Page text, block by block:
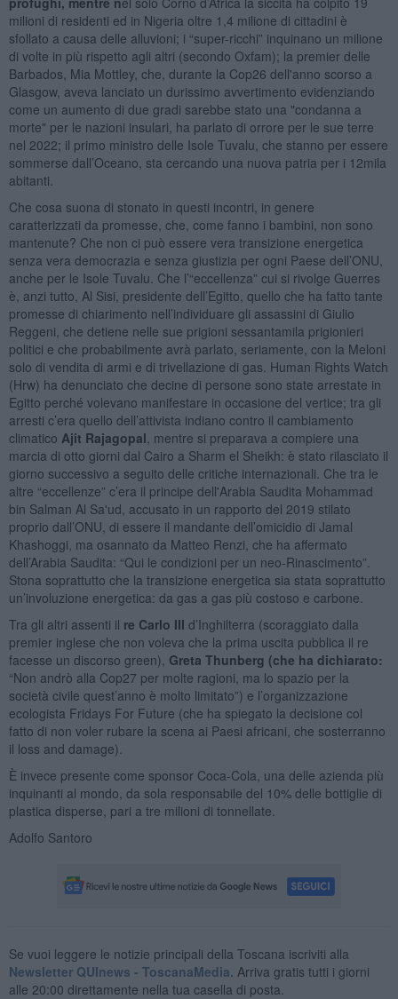
milioni di residenti ed in Nigeria oltre 1,4 milione di cittadini è
sfollato a causa delle alluvioni; i “super-ricchi” inquinano un milione
di volte in più rispetto agli altri (secondo Oxfam); la premier delle
Barbados, Mia Mottley, che, durante la Cop26 dell'anno scorso a
Glasgow, aveva lanciato un durissimo avvertimento evidenziando
come un aumento di due gradi sarebbe stato una "condanna a
morte" per le nazioni insulari, ha parlato di orrore per le sue terre
nel 2022; il primo ministro delle Isole Tuvalu, che stanno per essere
sommerse dall’Oceano, sta cercando una nuova patria per i 12mila
abitanti.
Che cosa suona di stonato in questi incontri, in genere
caratterizzati da promesse, che, come fanno i bambini, non sono
mantenute? Che non ci può essere vera transizione energetica
senza vera democrazia e senza giustizia per ogni Paese dell’ONU,
anche per le Isole Tuvalu. Che l’“eccellenza” cui si rivolge Guerres
è, anzi tutto, Al Sisi, presidente dell’Egitto, quello che ha fatto tante
promesse di chiarimento nell’individuare gli assassini di Giulio
Reggeni, che detiene nelle sue prigioni sessantamila prigionieri
politici e che probabilmente avrà parlato, seriamente, con la Meloni
solo di vendita di armi e di trivellazione di gas. Human Rights Watch
(Hrw) ha denunciato che decine di persone sono state arrestate in
Egitto perché volevano manifestare in occasione del vertice; tra gli
arresti c’era quello dell’attivista indiano contro il cambiamento
climatico Ajit Rajagopal , mentre si preparava a compiere una
marcia di otto giorni dal Cairo a Sharm el Sheikh: è stato rilasciato il
giorno successivo a seguito delle critiche internazionali. Che tra le
altre “eccellenze” c’era il principe dell'Arabia Saudita Mohammad
bin Salman Al Sa'ud, accusato in un rapporto del 2019 stilato
proprio dall’ONU, di essere il mandante dell’omicidio di Jamal
Khashoggi, ma osannato da Matteo Renzi, che ha affermato
dell’Arabia Saudita: “Qui le condizioni per un neo-Rinascimento”.
Stona soprattutto che la transizione energetica sia stata soprattutto
un’involuzione energetica: da gas a gas più costoso e carbone.
Tra gli altri assenti il re Carlo III d’Inghilterra (scoraggiato dalla
premier inglese che non voleva che la prima uscita pubblica il re
facesse un discorso green), Greta Thunberg (che ha dichiarato:
“Non andrò alla Cop27 per molte ragioni, ma lo spazio per la
società civile quest’anno è molto limitato”) e l’organizzazione
ecologista Fridays For Future (che ha spiegato la decisione col
fatto di non voler rubare la scena ai Paesi africani, che sosterranno
il loss and damage).
È invece presente come sponsor Coca-Cola, una delle azienda più
inquinanti al mondo, da sola responsabile del 10% delle bottiglie di
plastica disperse, pari a tre milioni di tonnellate.
Adolfo Santoro
Se vuoi leggere le notizie principali della Toscana iscriviti alla
Newsletter QUInews - ToscanaMedia. Arriva gratis tutti i giorni
alle 20:00 direttamente nella tua casella di posta.